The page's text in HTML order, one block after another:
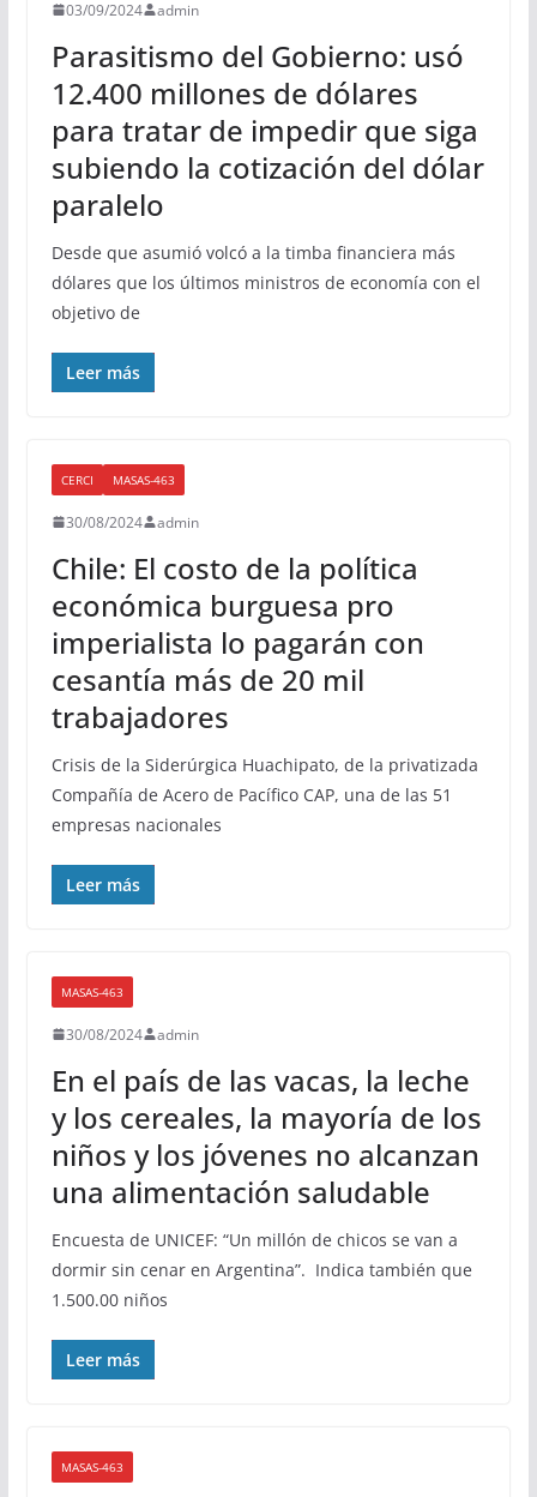
03/09/2024 admin
Parasitismo del Gobierno: usó
12.400 millones de dólares
para tratar de impedir que siga
subiendo la cotización del dólar
paralelo
Desde que asumió volcó a la timba financiera más
dólares que los últimos ministros de economía con el
objetivo de
Leer más
CERCI MASAS-463
30/08/2024 admin
Chile: El costo de la política
económica burguesa pro
imperialista lo pagarán con
cesantía más de 20 mil
trabajadores
Crisis de la Siderúrgica Huachipato, de la privatizada
Compañía de Acero de Pacífico CAP, una de las 51
empresas nacionales
Leer más
MASAS-463
30/08/2024 admin
En el país de las vacas, la leche
y los cereales, la mayoría de los
niños y los jóvenes no alcanzan
una alimentación saludable
Encuesta de UNICEF: “Un millón de chicos se van a
dormir sin cenar en Argentina”. Indica también que
1.500.00 niños
Leer más
MASAS-463